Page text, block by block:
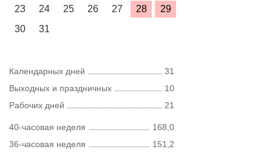
23
24 25 26 27 28
29
30
31
Календарных дней
31
Выходных и праздничных
10
Рабочих дней
21
40-часовая неделя
168,0
36-часовая неделя
151,2